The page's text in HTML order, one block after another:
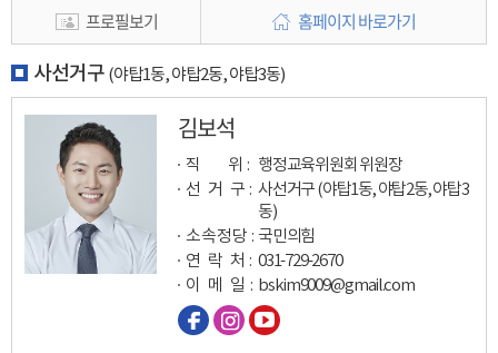
프로필보기 홈페이지 바로가기
사선거구 (야탑1동, 야탑2동, 야탑3동)
김보석
직 위 : 행정교육위원회 위원장
선 거 구 : 사선거구 (야탑1동, 야탑2동, 야탑3
동)
소속정당 : 국민의힘
연 락 처 : 031-729-2670
이 메 일 : bskim9009@gmail.com